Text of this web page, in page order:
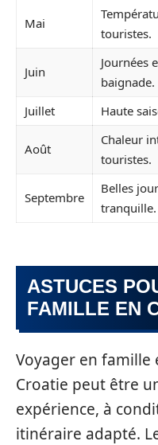
Mai
touristes.
Juin
Journées
baignade.
Juillet
Haute
Août
Chaleur
touristes.
Septembre
Belles
tranquille.
ASTUCES
FAMILLE EN
Voyager en famille
Croatie peut être
expérience, à
itinéraire adapté.